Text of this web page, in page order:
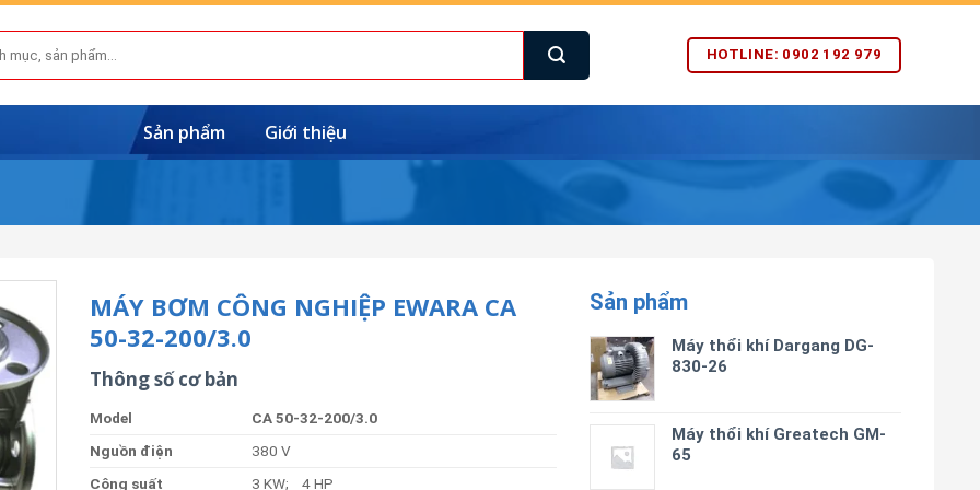
HOTLINE: 0902 192 979
Sản phẩm Giới thiệu
Sản phẩm
Máy thổi khí Dargang DG-
830-26
Máy thổi khí Greatech GM-
65
MÁY BƠM CÔNG NGHIỆP EWARA CA
50-32-200/3.0
Thông số cơ bản
Model
CA 50-32-200/3.0
Nguồn điện
380 V
Công suất
3 KW; 4 HP